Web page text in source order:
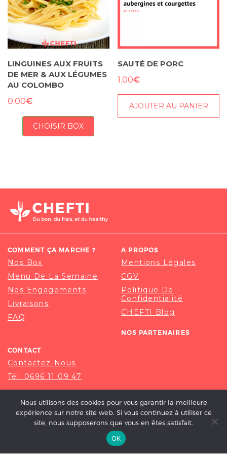
LINGUINES AUX FRUITS
DE MER & AUX LÉGUMES
AU COLOMBO
0.00€
CHOISIR BOX
SAUTÉ DE PORC
1.00€
AJOUTER AU PANIER
COMMENT ÇA MARCHE ?
Nos Box
Menu De La Semaine
Nos Engagements
Livraisons
FAQ
A PROPOS
Mentions Légales
CGV
Politique De
Confidentialité
CHEFTI Blog
NOS PARTENAIRES
CONTACT
Contactez-Nous
Tél. 0696 11 09 47
© 2020-2026 CHEFTI, ALL RIGHT RESERVED.
Nous utilisons des cookies pour vous garantir la meilleure
expérience sur notre site web. Si vous continuez à utiliser ce
site, nous supposerons que vous en êtes satisfait.
OK